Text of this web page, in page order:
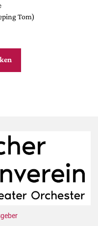
Tom)